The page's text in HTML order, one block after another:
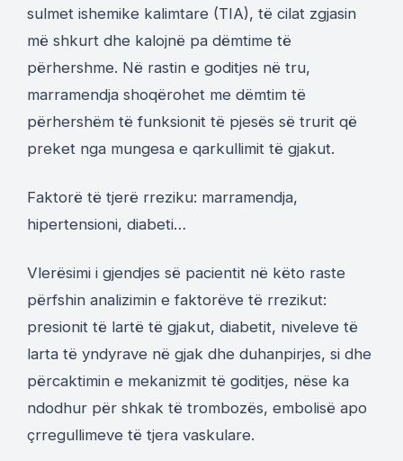
sulmet ishemike kalimtare (TIA), të cilat zgjasin
më shkurt dhe kalojnë pa dëmtime të
përhershme. Në rastin e goditjes në tru,
marramendja shoqërohet me dëmtim të
përhershëm të funksionit të pjesës së trurit që
preket nga mungesa e qarkullimit të gjakut.
Faktorë të tjerë rreziku: marramendja,
hipertensioni, diabeti…
Vlerësimi i gjendjes së pacientit në këto raste
përfshin analizimin e faktorëve të rrezikut:
presionit të lartë të gjakut, diabetit, niveleve të
larta të yndyrave në gjak dhe duhanpirjes, si dhe
përcaktimin e mekanizmit të goditjes, nëse ka
ndodhur për shkak të trombozës, embolisë apo
çrregullimeve të tjera vaskulare.